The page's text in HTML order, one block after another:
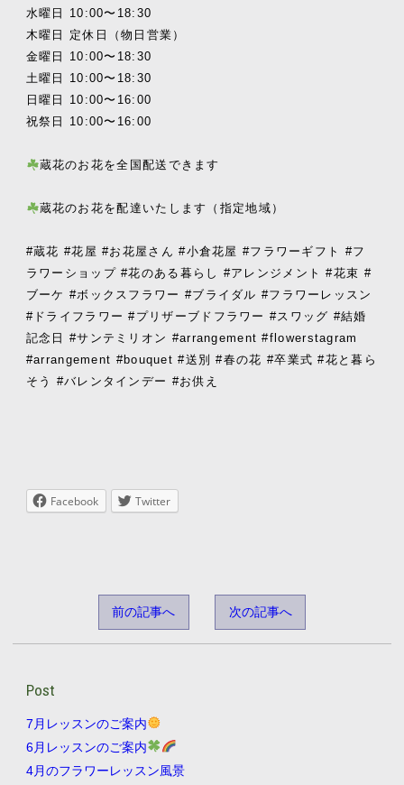
水曜日 10:00〜18:30
木曜日 定休日（物日営業）
金曜日 10:00〜18:30
土曜日 10:00〜18:30
日曜日 10:00〜16:00
祝祭日 10:00〜16:00
蔵花のお花を全国配送できます
蔵花のお花を配達いたします（指定地域）
#蔵花 #花屋 #お花屋さん #小倉花屋 #フラワーギフト #フ
ラワーショップ #花のある暮らし #アレンジメント #花束 #
ブーケ #ボックスフラワー #ブライダル #フラワーレッスン
#ドライフラワー #プリザーブドフラワー #スワッグ #結婚
記念日 #サンテミリオン #arrangement #flowerstagram
#arrangement #bouquet #送別 #春の花 #卒業式 #花と暮ら
そう #バレンタインデー #お供え
Facebook Twitter
前の記事へ 次の記事へ
Post
7月レッスンのご案内
6月レッスンのご案内
4月のフラワーレッスン風景